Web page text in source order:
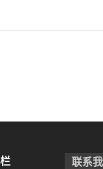
联系我